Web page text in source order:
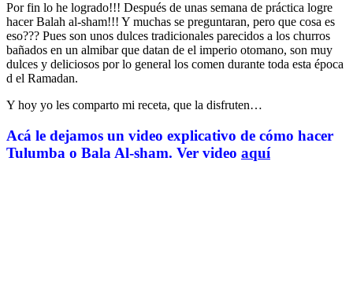
Por fin lo he logrado!!! Después de unas semana de práctica logre
hacer Balah al-sham!!! Y muchas se preguntaran, pero que cosa es
eso??? Pues son unos dulces tradicionales parecidos a los churros
bañados en un almibar que datan de el imperio otomano, son muy
dulces y deliciosos por lo general los comen durante toda esta época
d el Ramadan.
Y hoy yo les comparto mi receta, que la disfruten…
Acá le dejamos un video explicativo de cómo hacer
Tulumba o Bala Al-sham. Ver video aquí